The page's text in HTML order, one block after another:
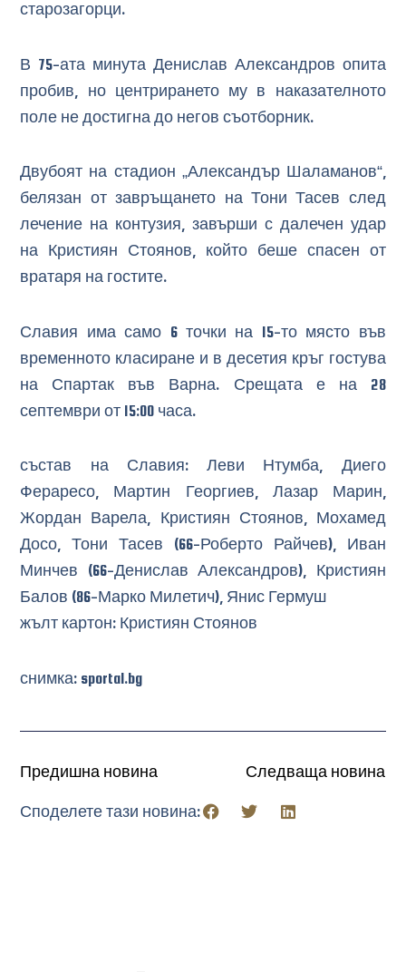
старозагорци.
В 75-ата минута Денислав Александров опита
пробив, но центрирането му в наказателното
поле не достигна до негов съотборник.
Двубоят на стадион „Александър Шаламанов“,
белязан от завръщането на Тони Тасев след
лечение на контузия, завърши с далечен удар
на Кристиян Стоянов, който беше спасен от
вратаря на гостите.
Славия има само 6 точки на 15-то място във
временното класиране и в десетия кръг гостува
на Спартак във Варна. Срещата е на 28
септември от 15:00 часа.
състав на Славия: Леви Нтумба, Диего
Фераресо, Мартин Георгиев, Лазар Марин,
Жордан Варела, Кристиян Стоянов, Мохамед
Досо, Тони Тасев (66-Роберто Райчев), Иван
Минчев (66-Денислав Александров), Кристиян
Балов (86-Марко Милетич), Янис Гермуш
жълт картон: Кристиян Стоянов
снимка: sportal.bg
Предишна новина Следваща новина
Споделете тази новина: